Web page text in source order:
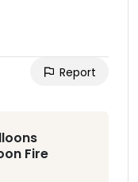
Report
Fire